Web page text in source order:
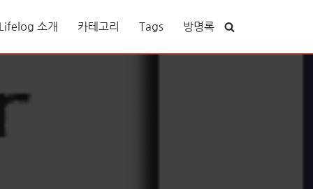
소개 카테고리 Tags 방명록